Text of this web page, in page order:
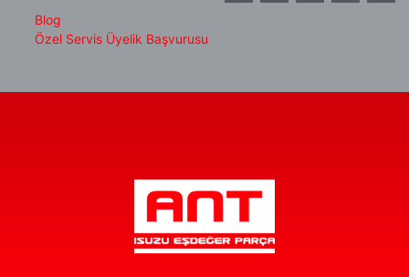
Blog
Özel Servis Üyelik Başvurusu